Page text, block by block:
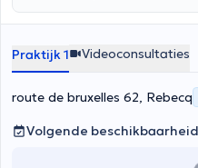
Praktijk 1 Videoconsultaties
route de bruxelles 62, Rebecq
Volgende beschikbaarheid